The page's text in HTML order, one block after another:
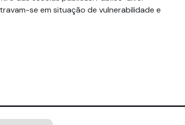
se em situação de vulnerabilidade e